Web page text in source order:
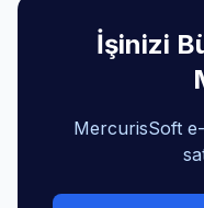
İşinizi
MercurisSoft